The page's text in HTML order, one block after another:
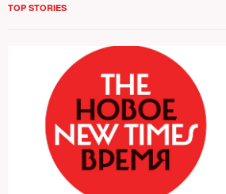
TOP STORIES